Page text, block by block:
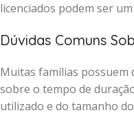
licenciados podem ser
Dúvidas Comuns
Muitas famílias possuem
sobre o tempo de
utilizado e do tamanho